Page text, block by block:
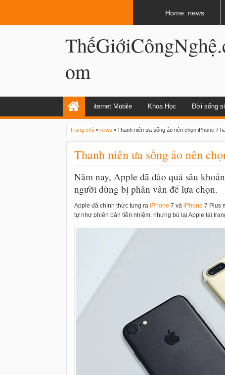
om
iternet Mobile Khoa Học Đời sống
Trang chủ»news »Thanh niên ưa sống ảo nên chọn iPhone 7
Thanh niên ưa sống ảo nên
Năm nay, Apple đã đào quá sâu
người dùng bị phân vân để lựa chọn.
Apple đã chính thức tung ra i Phone 7 và i Phone 7 Plus
tự như phiên bản tiền nhiệm, nhưng bù lại Apple lại
Home: news